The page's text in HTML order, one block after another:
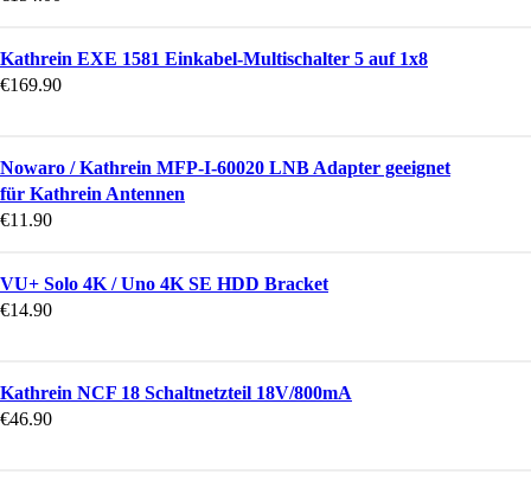
Kathrein EXE 1581 Einkabel-Multischalter 5 auf 1x8
€169.90
Nowaro / Kathrein MFP-I-60020 LNB Adapter geeignet
für Kathrein Antennen
€11.90
VU+ Solo 4K / Uno 4K SE HDD Bracket
€14.90
Kathrein NCF 18 Schaltnetzteil 18V/800mA
€46.90